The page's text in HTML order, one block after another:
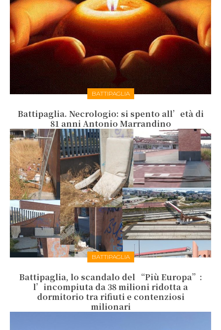
BATTIPAGLIA
Battipaglia. Necrologio: si spento all’età di
81 anni Antonio Marrandino
BATTIPAGLIA
Battipaglia, lo scandalo del “Più Europa”:
l’incompiuta da 38 milioni ridotta a
dormitorio tra rifiuti e contenziosi
milionari